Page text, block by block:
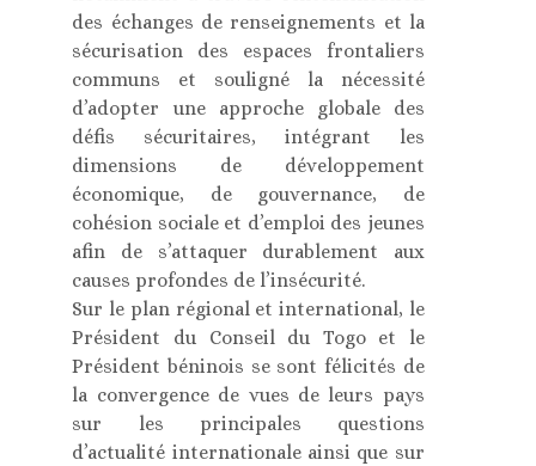
des échanges de renseignements et la
sécurisation des espaces frontaliers
communs et souligné la nécessité
d’adopter une approche globale des
défis sécuritaires, intégrant les
dimensions de développement
économique, de gouvernance, de
cohésion sociale et d’emploi des jeunes
afin de s’attaquer durablement aux
causes profondes de l’insécurité.
Sur le plan régional et international, le
Président du Conseil du Togo et le
Président béninois se sont félicités de
la convergence de vues de leurs pays
sur les principales questions
d’actualité internationale ainsi que sur